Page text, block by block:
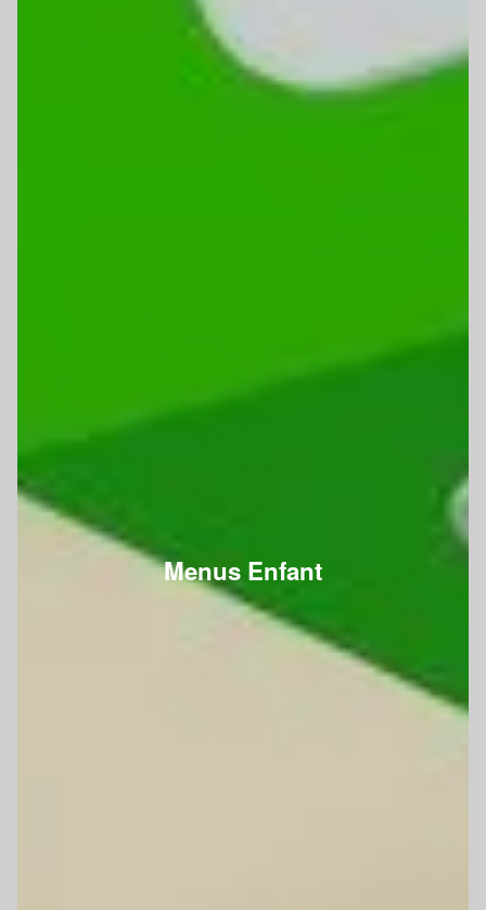
Menus Enfant